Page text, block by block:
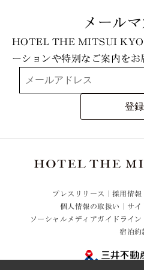
メール
HOTEL THE MITSUI
ーションや特別なご案内をお
登録
プレスリリース 採用情報
個人情報の取扱い
サイ
ソーシャルメディアガイドライン
宿泊約